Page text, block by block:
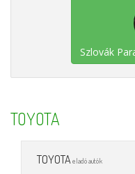
Szlovák
TOYOTA
TOYOTAeladó autók